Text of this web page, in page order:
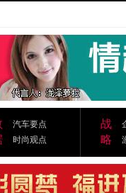
汽车要点
时尚观点
战
略